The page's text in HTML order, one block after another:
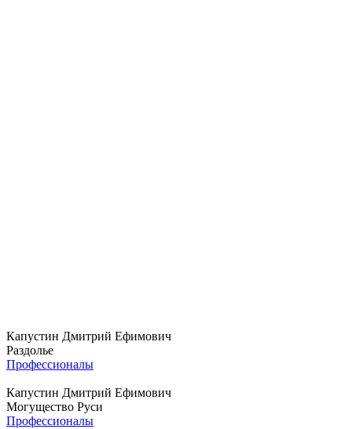
Капустин Дмитрий Ефимович
Раздолье
Профессионалы
Капустин Дмитрий Ефимович
Могущество Руси
Профессионалы